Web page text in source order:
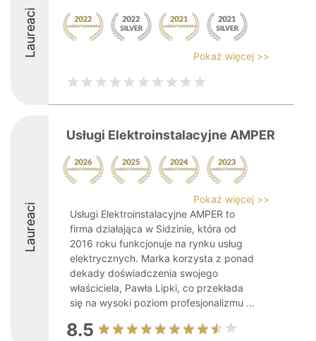
Laureaci Pokaż więcej >>
Laureaci
Usługi Elektroinstalacyjne AMPER
Pokaż więcej >>
Usługi Elektroinstalacyjne AMPER to
firma działająca w Sidzinie, która od
2016 roku funkcjonuje na rynku usług
elektrycznych. Marka korzysta z ponad
dekady doświadczenia swojego
właściciela, Pawła Lipki, co przekłada
się na wysoki poziom profesjonalizmu ...
8.5